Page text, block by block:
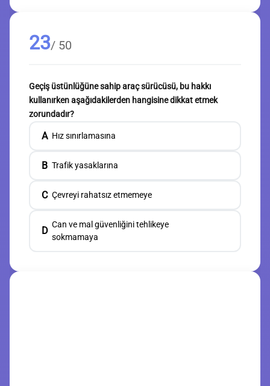
23/ 50
Geçiş üstünlüğüne sahip araç sürücüsü, bu hakkı
kullanırken aşağıdakilerden hangisine dikkat etmek
zorundadır?
A Hız sınırlamasına
B Trafik yasaklarına
C Çevreyi rahatsız etmemeye
D
Can ve mal güvenliğini tehlikeye
sokmamaya